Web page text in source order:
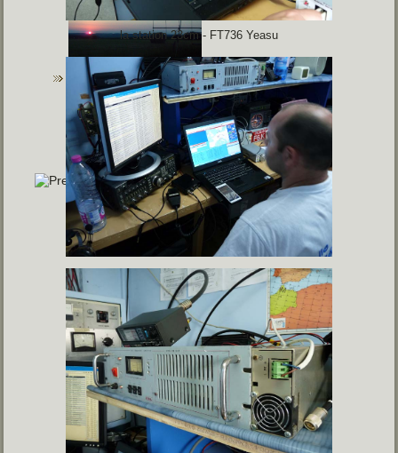
la station 23cm - FT736 Yeasu